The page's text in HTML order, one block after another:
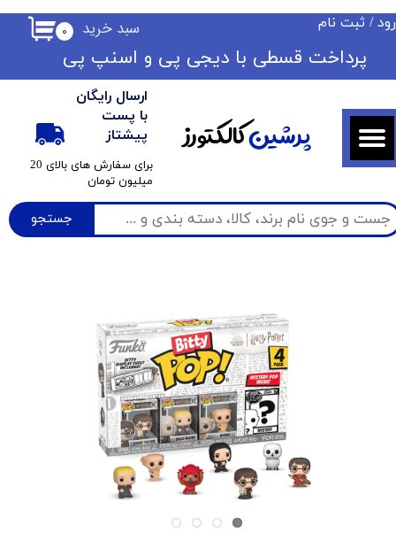
جستجو
ارسال رایگان
با پست
پیشتاز
​برای سفارش های بالای 20
میلیون تومان
۰ سبد خرید / ثبت نام
حساب کاربری من
تغییر گذر واژه
سفارشات
خروج از حساب کاربری
​​پرداخت قسطی با دیجی پی ​​​​​​​و اسنپ پی
پرشینکالکتورز